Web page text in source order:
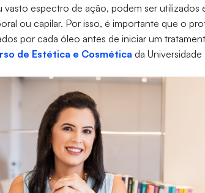
vasto espectro de ação, podem ser utilizados
ou capilar. Por isso, é importante que o
por cada óleo antes de iniciar um
de Estética e Cosmética da